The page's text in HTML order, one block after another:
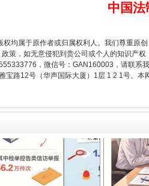
中国法
均属于原作者或归属权利人。我们尊重原
策，如无意侵犯到贵公司或个人的知识产
，微信号：GAN160003，请联系
路12号（华声国际大厦）1层 1 2 1号。本
看反腐深化